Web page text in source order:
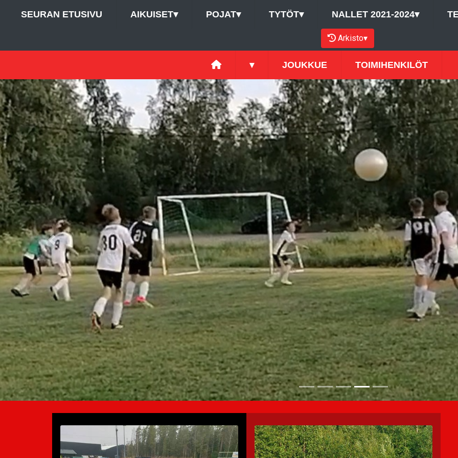
SEURAN ETUSIVU AIKUISET▾ POJAT▾ TYTÖT▾ NALLET 2021-2024▾
Arkisto▾
▾ JOUKKUE TOIMIHENKILÖT
Previous